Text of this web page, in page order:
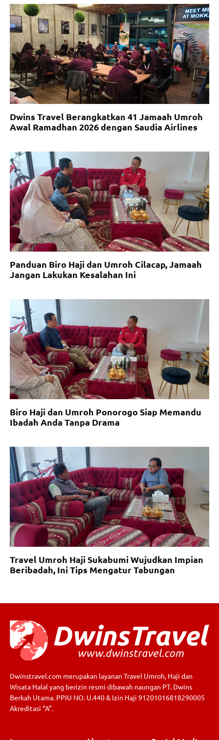
Dwins Travel Berangkatkan 41 Jamaah Umroh
Awal Ramadhan 2026 dengan Saudia Airlines
Panduan Biro Haji dan Umroh Cilacap, Jamaah
Jangan Lakukan Kesalahan Ini
Biro Haji dan Umroh Ponorogo Siap Memandu
Ibadah Anda Tanpa Drama
Travel Umroh Haji Sukabumi Wujudkan Impian
Beribadah, Ini Tips Mengatur Tabungan
Dwinstravel.com merupakan layanan Travel Umroh, Haji dan
Wisata Halal yang berizin resmi dibawah naungan PT. Dwins
Berkah Utama. PPIU NO. U.440 & Izin Haji 91201016818290005
Akreditasi “A”.